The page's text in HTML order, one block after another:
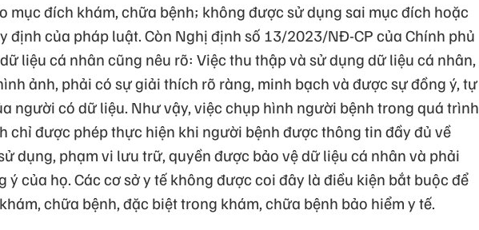
mục đích khám, chữa bệnh; không được sử dụng sai mục đích hoặc
định của pháp luật. Còn Nghị định số 13/2023/NĐ-CP của Chính phủ
liệu cá nhân cũng nêu rõ: Việc thu thập và sử dụng dữ liệu cá nhân,
ảnh, phải có sự giải thích rõ ràng, minh bạch và được sự đồng ý, tự
người có dữ liệu. Như vậy, việc chụp hình người bệnh trong quá trình
chỉ được phép thực hiện khi người bệnh được thông tin đầy đủ về
dụng, phạm vi lưu trữ, quyền được bảo vệ dữ liệu cá nhân và phải
ý của họ. Các cơ sở y tế không được coi đây là điều kiện bắt buộc để
chữa bệnh, đặc biệt trong khám, chữa bệnh bảo hiểm y tế.